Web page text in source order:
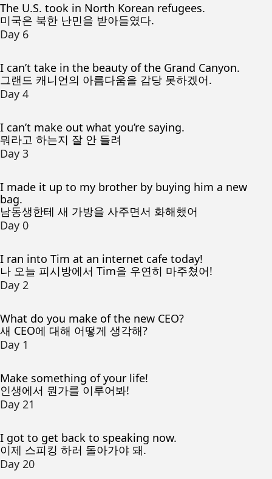
The U.S. took in North Korean refugees.
미국은 북한 난민을 받아들였다.
Day 6
I can’t take in the beauty of the Grand Canyon.
그랜드 캐니언의 아름다움을 감당 못하겠어.
Day 4
I can’t make out what you’re saying.
뭐라고 하는지 잘 안 들려
Day 3
I made it up to my brother by buying him a new
bag.
남동생한테 새 가방을 사주면서 화해했어
Day 0
I ran into Tim at an internet cafe today!
나 오늘 피시방에서 Tim을 우연히 마주쳤어!
Day 2
What do you make of the new CEO?
새 CEO에 대해 어떻게 생각해?
Day 1
Make something of your life!
인생에서 뭔가를 이루어봐!
Day 21
I got to get back to speaking now.
이제 스피킹 하러 돌아가야 돼.
Day 20